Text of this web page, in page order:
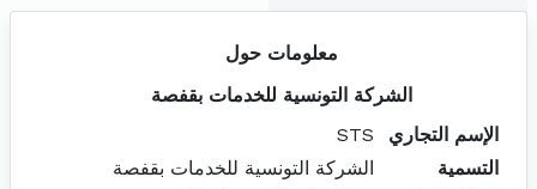
معلومات حول
الشركة التونسية للخدمات بقفصة
الإسم التجاري
STS
التسمية
الشركة التونسية للخدمات بقفصة